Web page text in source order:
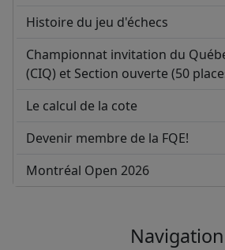
Histoire du jeu d'échecs
Championnat invitation du
(CIQ) et Section ouverte (50
Le calcul de la cote
Devenir membre de la FQE!
Montréal Open 2026
Navigation